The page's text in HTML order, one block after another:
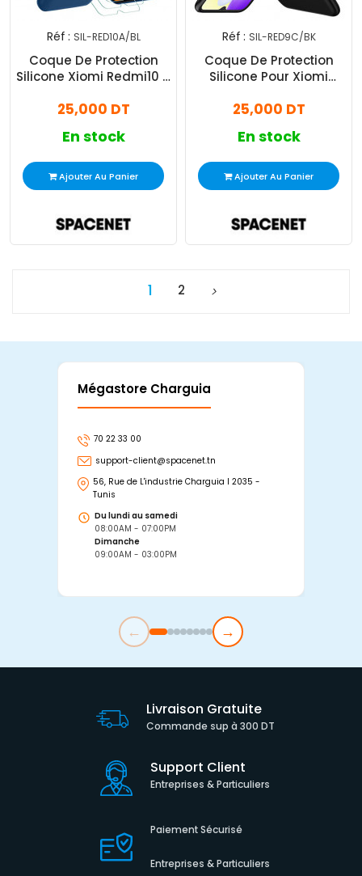
Réf : SIL-RED10A/BL
Coque De Protection
Silicone Xiomi Redmi10 A
25,000 DT
En stock
Ajouter Au Panier
Réf : SIL-RED9C/BK
Coque De Protection
Silicone Pour Xiomi
25,000 DT
En stock
Ajouter Au Panier
1 2
Mégastore Charguia
70 22 33 00
support-client@spacenet.tn
56, Rue de L'industrie Charguia I 2035 -
Tunis
Du lundi au samedi
08:00AM - 07:00PM
Dimanche
09:00AM - 03:00PM
← →
Livraison Gratuite
Commande sup à 300 DT
Support Client
Entreprises & Particuliers
Paiement Sécurisé
Entreprises & Particuliers